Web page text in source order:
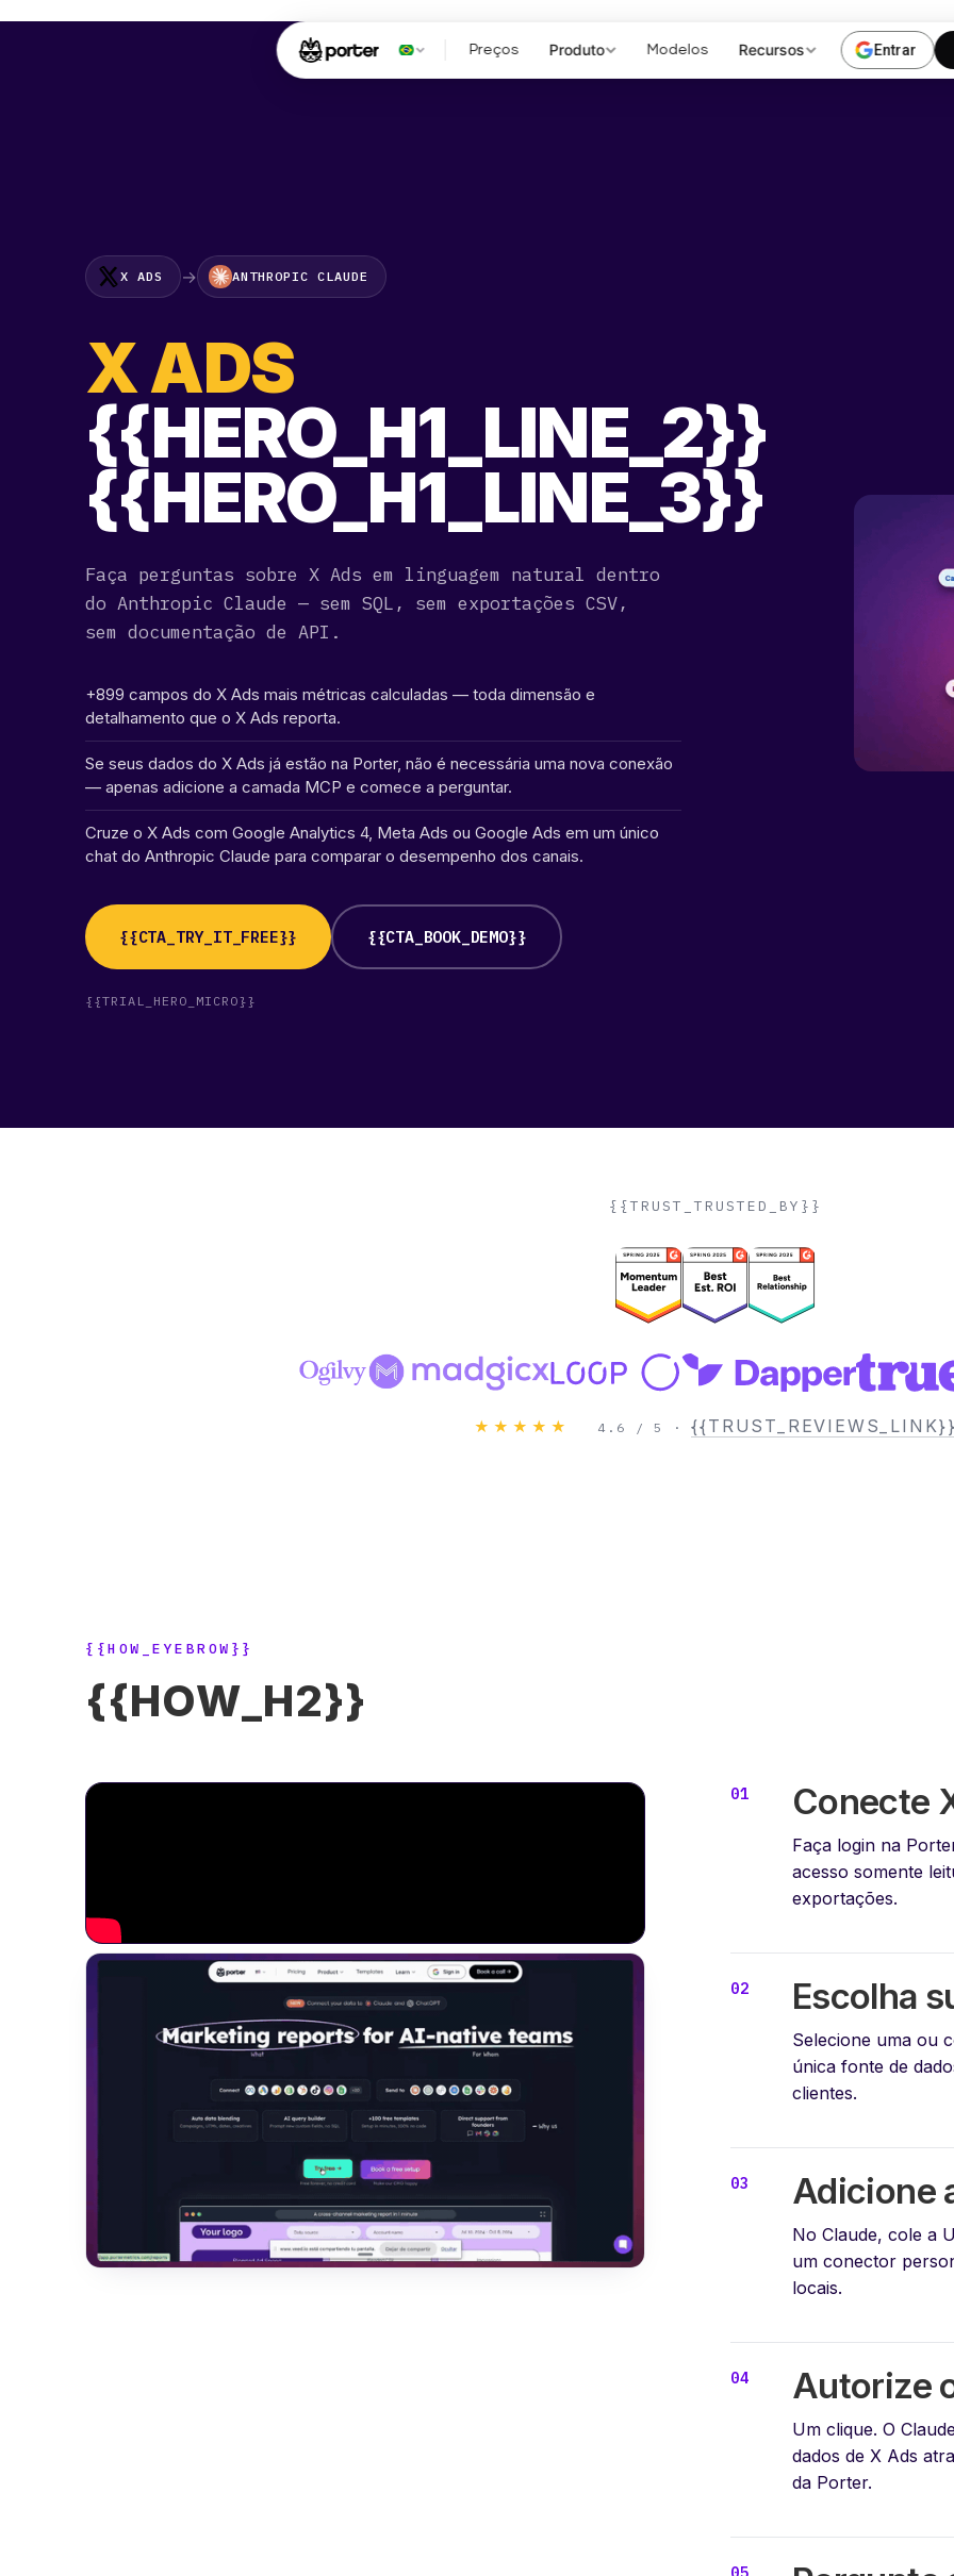
Preços Produto Modelos Recursos Entrar
X ADS → ANTHROPIC CLAUDE
X ADS
{{HERO_H1_LINE_2}}
{{HERO_H1_LINE_3}}
Faça perguntas sobre X Ads em linguagem natural dentro
do Anthropic Claude — sem SQL, sem exportações CSV,
sem documentação de API.
+899 campos do X Ads mais métricas calculadas — toda dimensão e
detalhamento que o X Ads reporta.
Se seus dados do X Ads já estão na Porter, não é necessária uma nova conexão
— apenas adicione a camada MCP e comece a perguntar.
Cruze o X Ads com Google Analytics 4, Meta Ads ou Google Ads em um único
chat do Anthropic Claude para comparar o desempenho dos canais.
{{CTA_TRY_IT_FREE}} {{CTA_BOOK_DEMO}}
{{TRIAL_HERO_MICRO}}
{{TRUST_TRUSTED_BY}}
★★★★★ 4.6 / 5 ·
{{HOW_EYEBROW}}
{{HOW_H2}}
Conecte
Faça login na
acesso somente
exportações.
Escolha
Selecione uma ou
única fonte de
clientes.
Adicione
No Claude, cole a
um conector
locais.
Autorize
Um clique. O
dados de X Ads
da Porter.